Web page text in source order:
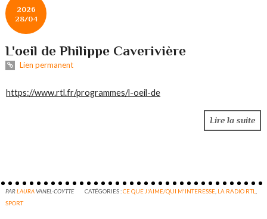
2026
28/04
L'oeil de Philippe Caverivière
Lien permanent
https://www.rtl.fr/programmes/l-oeil-de
Lire la suite
PARLAURAVANEL-COYTTE CATÉGORIES :CE QUE J'AIME/QUI M'INTERESSE LA RADIO RTL
SPORT